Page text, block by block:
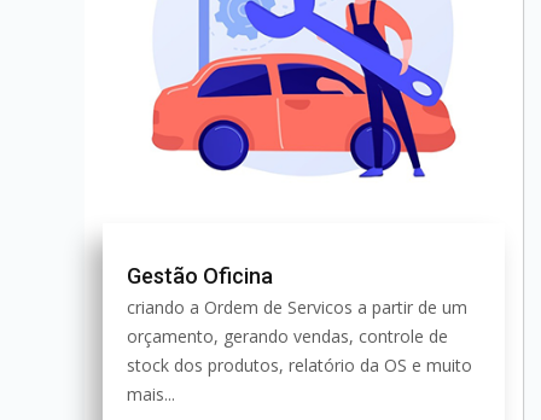
Gestão Oficina
criando a Ordem de Servicos a partir de um
orçamento, gerando vendas, controle de
stock dos produtos, relatório da OS e muito
mais...